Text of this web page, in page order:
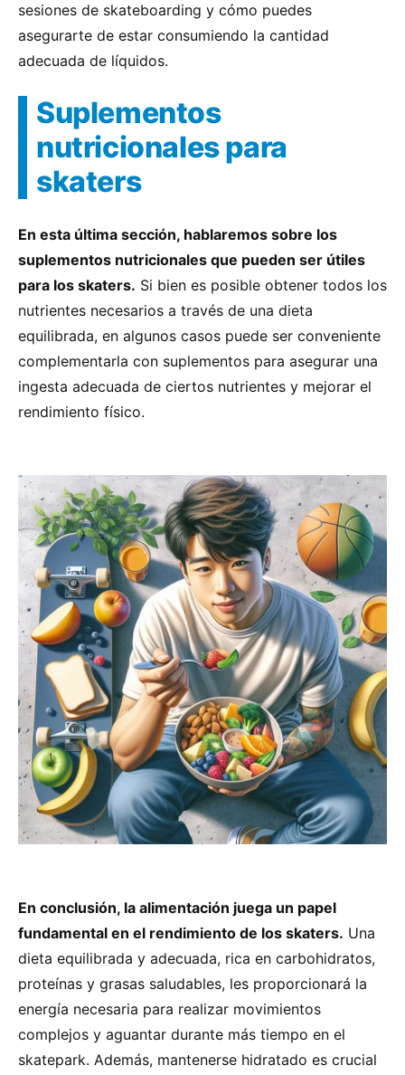
sesiones de skateboarding y cómo puedes
asegurarte de estar consumiendo la cantidad
adecuada de líquidos.
Suplementos
nutricionales para
skaters
En esta última sección, hablaremos sobre los
suplementos nutricionales que pueden ser útiles
para los skaters. Si bien es posible obtener todos los
nutrientes necesarios a través de una dieta
equilibrada, en algunos casos puede ser conveniente
complementarla con suplementos para asegurar una
ingesta adecuada de ciertos nutrientes y mejorar el
rendimiento físico.
En conclusión, la alimentación juega un papel
fundamental en el rendimiento de los skaters. Una
dieta equilibrada y adecuada, rica en carbohidratos,
proteínas y grasas saludables, les proporcionará la
energía necesaria para realizar movimientos
complejos y aguantar durante más tiempo en el
skatepark. Además, mantenerse hidratado es crucial